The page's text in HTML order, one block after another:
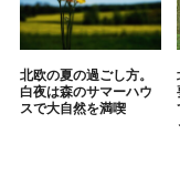
北欧の夏の過ごし方。
白夜は森のサマーハウ
スで大自然を満喫